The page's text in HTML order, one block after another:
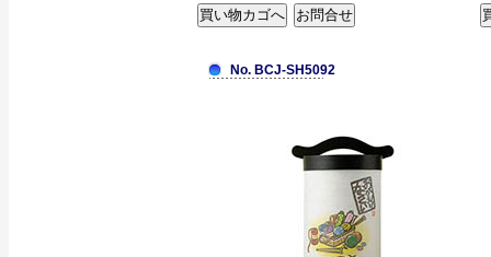
No. BCJ-SH5092